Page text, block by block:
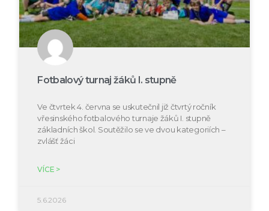
Fotbalový turnaj žáků I. stupně
Ve čtvrtek 4. června se uskutečnil již čtvrtý ročník
vřesinského fotbalového turnaje žáků I. stupně
základních škol. Soutěžilo se ve dvou kategoriích –
zvlášť žáci
VÍCE >
5.6.2026